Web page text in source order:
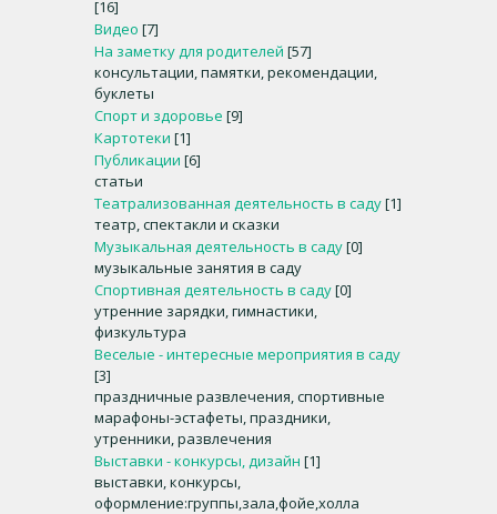
[16]
Видео [7]
На заметку для родителей [57]
консультации, памятки, рекомендации,
буклеты
Спорт и здоровье [9]
Картотеки [1]
Публикации [6]
статьи
Театрализованная деятельность в саду[1]
театр, спектакли и сказки
Музыкальная деятельность в саду[0]
музыкальные занятия в саду
Спортивная деятельность в саду[0]
утренние зарядки, гимнастики,
физкультура
Веселые - интересные мероприятия в саду
[3]
праздничные развлечения, спортивные
марафоны-эстафеты, праздники,
утренники, развлечения
Выставки - конкурсы, дизайн [1]
выставки, конкурсы,
оформление:группы,зала,фойе,холла